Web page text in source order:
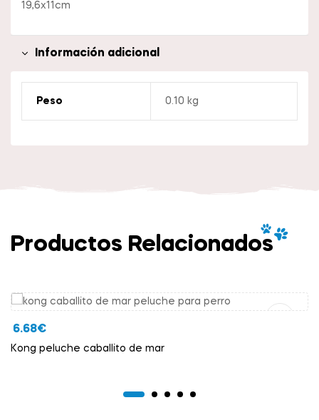
19,6x11cm
Información adicional
Peso 0.10 kg
Productos Relacionados
6.68€
Kong peluche caballito de mar